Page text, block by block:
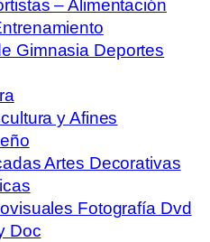
– Alimentación
Gimnasia Deportes
y Afines
Artes Decorativas
Fotografía Dvd
Doc